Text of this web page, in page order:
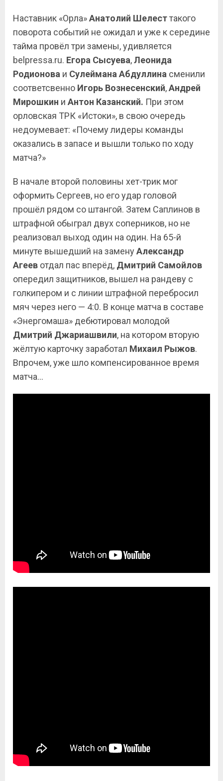
Наставник «Орла»Анатолий Шелесттакого
поворота событий не ожидал и уже к середине
тайма провёл три замены, удивляется
belpressa.ru. Егора Сысуева,Леонида
Родионова и Сулеймана Абдуллина сменили
соответсвенно Игорь Вознесенский,Андрей
Мирошкин и Антон Казанский. При этом
орловская ТРК «Истоки», в свою очередь
недоумевает: «Почему лидеры команды
оказались в запасе и вышли только по ходу
матча?»
В начале второй половины хет-трик мог
оформить Сергеев, но его удар головой
прошёл рядом со штангой. Затем Саплинов в
штрафной обыграл двух соперников, но не
реализовал выход один на один. На 65-й
минуте вышедший на заменуАлександр
Агеев отдал пас вперёд, Дмитрий Самойлов
опередил защитников, вышел на рандеву с
голкипером и с линии штрафной перебросил
мяч через него — 4:0. В конце матча в составе
«Энергомаша» дебютировал молодой
Дмитрий Джариашвили, на котором вторую
жёлтую карточку заработал Михаил Рыжов.
Впрочем, уже шло компенсированное время
матча…